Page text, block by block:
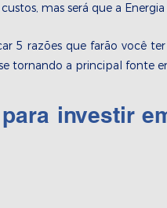
mas será que a
5 razões que farão você
tornando a principal fonte
investir